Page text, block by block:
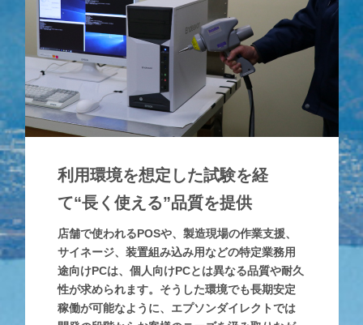
利用環境を想定した試験を経
て“長く使える”品質を提供
店舗で使われるPOSや、製造現場の作業支援、
サイネージ、装置組み込み用などの特定業務用
途向けPCは、個人向けPCとは異なる品質や耐久
性が求められます。そうした環境でも長期安定
稼働が可能なように、エプソンダイレクトでは